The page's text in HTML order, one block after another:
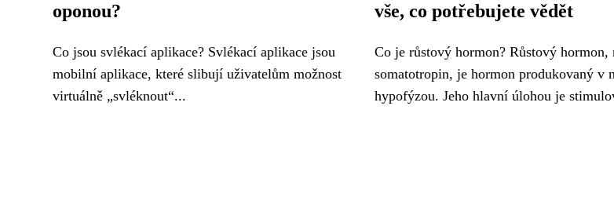
oponou?
Co jsou svlékací aplikace? Svlékací aplikace jsou
mobilní aplikace, které slibují uživatelům možnost
virtuálně „svléknout“...
vše, co potřebujete vědět
Co je růstový hormon? Růstový hormon,
somatotropin, je hormon produkovaný v
hypofýzou. Jeho hlavní úlohou je